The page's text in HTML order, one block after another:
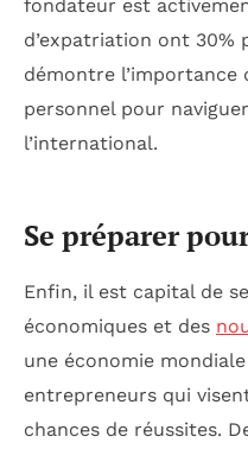
fondateur est
d’expatriation ont 30%
démontre l’importance
personnel pour
l’international.
Se préparer
Enfin, il est capital de
économiques et des
une économie
entrepreneurs qui
chances de réussites.